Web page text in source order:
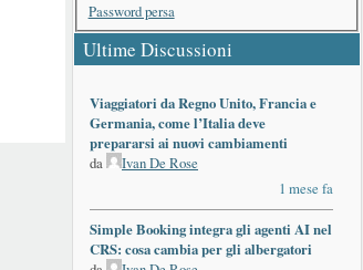
Password persa
Ultime Discussioni
Viaggiatori da Regno Unito, Francia e
Germania, come l’Italia deve
prepararsi ai nuovi cambiamenti
da
Ivan De Rose
1 mese fa
Simple Booking integra gli agenti AI nel
CRS: cosa cambia per gli albergatori